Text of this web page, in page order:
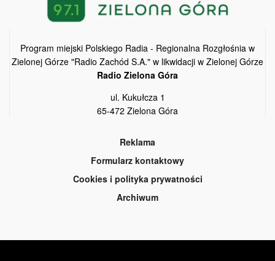
Program miejski Polskiego Radia - Regionalna Rozgłośnia w
Zielonej Górze "Radio Zachód S.A." w likwidacji w Zielonej Górze
Radio Zielona Góra
ul. Kukułcza 1
65-472 Zielona Góra
Reklama
Formularz kontaktowy
Cookies i polityka prywatności
Archiwum